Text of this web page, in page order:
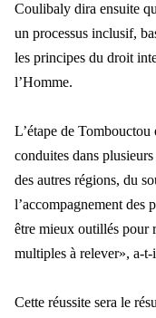
Coulibaly dira ensuite
un processus inclusif,
les principes du droit
l’Homme.
L’étape de Tombouctou
conduites dans
des autres régions, du
l’accompagnement des
être mieux outillés pour
multiples à relever», a-
Cette réussite sera le